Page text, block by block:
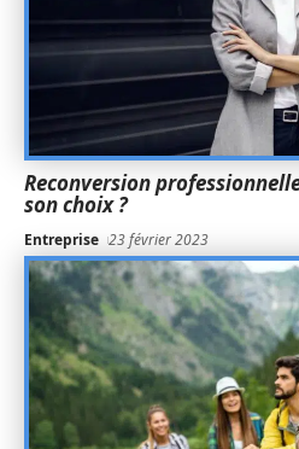
Reconversion
son choix ?
Entreprise 23 février 2023